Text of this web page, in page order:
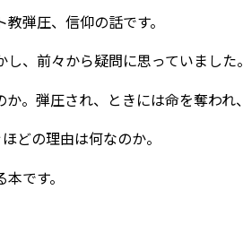
弾圧、信仰の話です。
、前々から疑問に思っていました。
。弾圧され、ときには命を奪われ、
どの理由は何なのか。
です。